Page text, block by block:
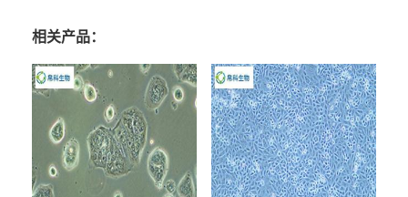
相关产品：